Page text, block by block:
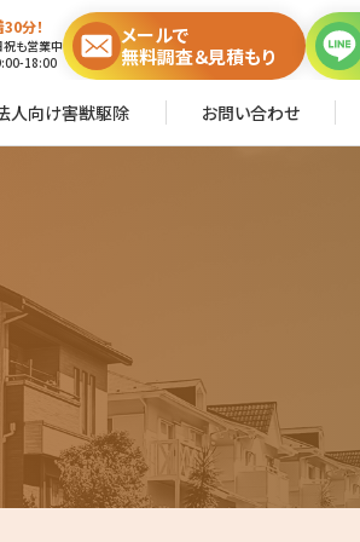
分！
も営業中
18:00
メールで
無料調査＆見積もり
人向け害獣駆除 お問い合わせ